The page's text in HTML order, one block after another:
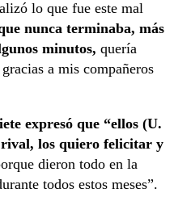
lo que fue este mal
nunca terminaba, más
minutos, quería
a mis compañeros
expresó que “ellos (U.
los quiero felicitar y
dieron todo en la
todos estos meses”.